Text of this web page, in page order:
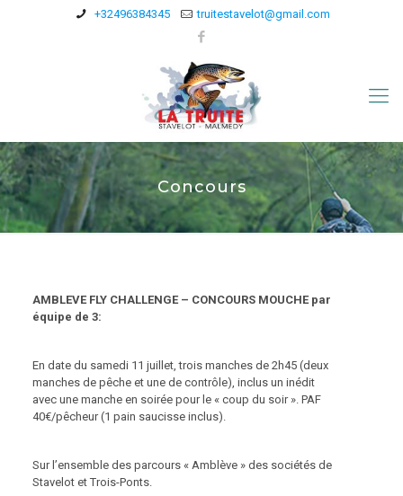
+32496384345 truitestavelot@gmail.com
Concours
AMBLEVE FLY CHALLENGE – CONCOURS MOUCHE par
équipe de 3:
En date du samedi 11 juillet, trois manches de 2h45 (deux
manches de pêche et une de contrôle), inclus un inédit
avec une manche en soirée pour le « coup du soir ». PAF
40€/pêcheur (1 pain saucisse inclus).
Sur l’ensemble des parcours « Amblève » des sociétés de
Stavelot et Trois-Ponts.